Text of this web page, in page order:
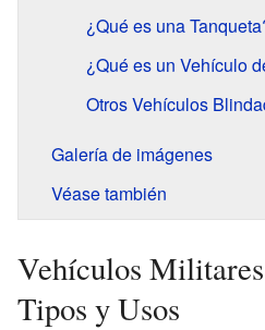
¿Qué es una
¿Qué es un Vehículo
Otros Vehículos
Galería de imágenes
Véase también
Vehículos
Tipos y Usos